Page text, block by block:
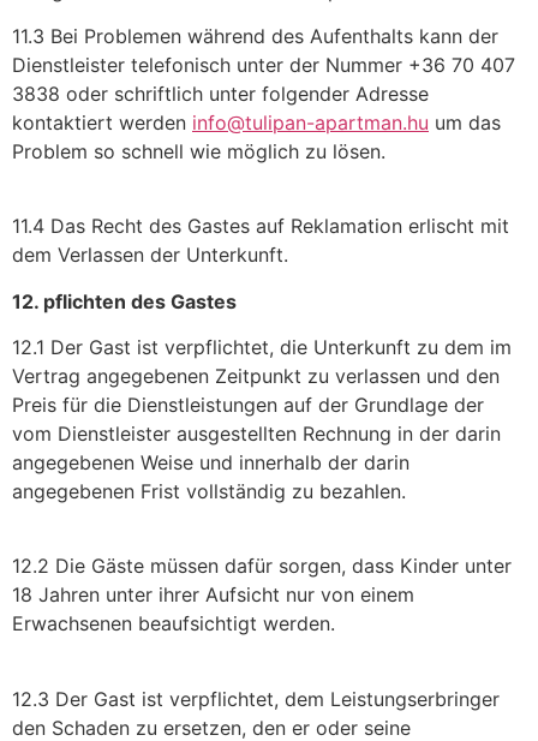
11.3 Bei Problemen während des Aufenthalts kann der
Dienstleister telefonisch unter der Nummer +36 70 407
3838 oder schriftlich unter folgender Adresse
kontaktiert werden info@tulipan-apartman.hu um das
Problem so schnell wie möglich zu lösen.
11.4 Das Recht des Gastes auf Reklamation erlischt mit
dem Verlassen der Unterkunft.
12. pflichten des Gastes
12.1 Der Gast ist verpflichtet, die Unterkunft zu dem im
Vertrag angegebenen Zeitpunkt zu verlassen und den
Preis für die Dienstleistungen auf der Grundlage der
vom Dienstleister ausgestellten Rechnung in der darin
angegebenen Weise und innerhalb der darin
angegebenen Frist vollständig zu bezahlen.
12.2 Die Gäste müssen dafür sorgen, dass Kinder unter
18 Jahren unter ihrer Aufsicht nur von einem
Erwachsenen beaufsichtigt werden.
12.3 Der Gast ist verpflichtet, dem Leistungserbringer
den Schaden zu ersetzen, den er oder seine